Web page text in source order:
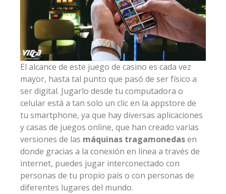
El alcance de este juego de casino es cada vez
mayor, hasta tal punto que pasó de ser físico a
ser digital. Jugarlo desde tu computadora o
celular está a tan solo un clic en la appstore de
tu smartphone, ya que hay diversas aplicaciones
y casas de juegos online, que han creado varias
versiones de las máquinas tragamonedasen
donde gracias a la conexión en línea a través de
internet, puedes jugar interconectado con
personas de tu propio país o con personas de
diferentes lugares del mundo.